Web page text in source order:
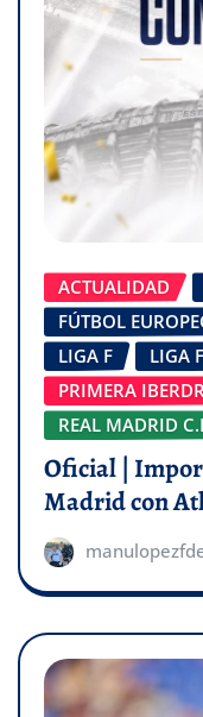
ACTUALIDAD
FÚTBOL
LIGA F
LIGA
PRIMERA
REAL MADRID
Oficial |
Madrid con